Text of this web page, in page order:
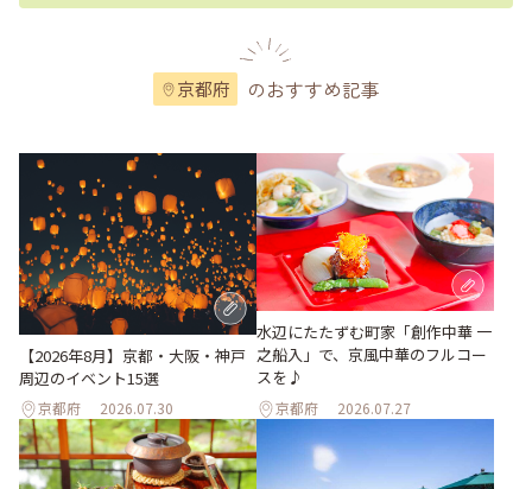
京都府 のおすすめ記事
【2026年8月】京都・大阪・神戸
周辺のイベント15選
京都府 2026.07.30
水辺にたたずむ町家「創作中華 一
之船入」で、京風中華のフルコー
スを♪
京都府 2026.07.27